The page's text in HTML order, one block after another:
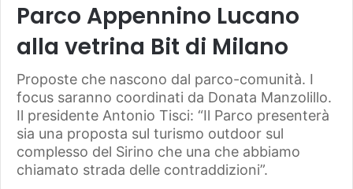
Parco Appennino Lucano
alla vetrina Bit di Milano
Proposte che nascono dal parco-comunità. I
focus saranno coordinati da Donata Manzolillo.
Il presidente Antonio Tisci: “Il Parco presenterà
sia una proposta sul turismo outdoor sul
complesso del Sirino che una che abbiamo
chiamato strada delle contraddizioni”.